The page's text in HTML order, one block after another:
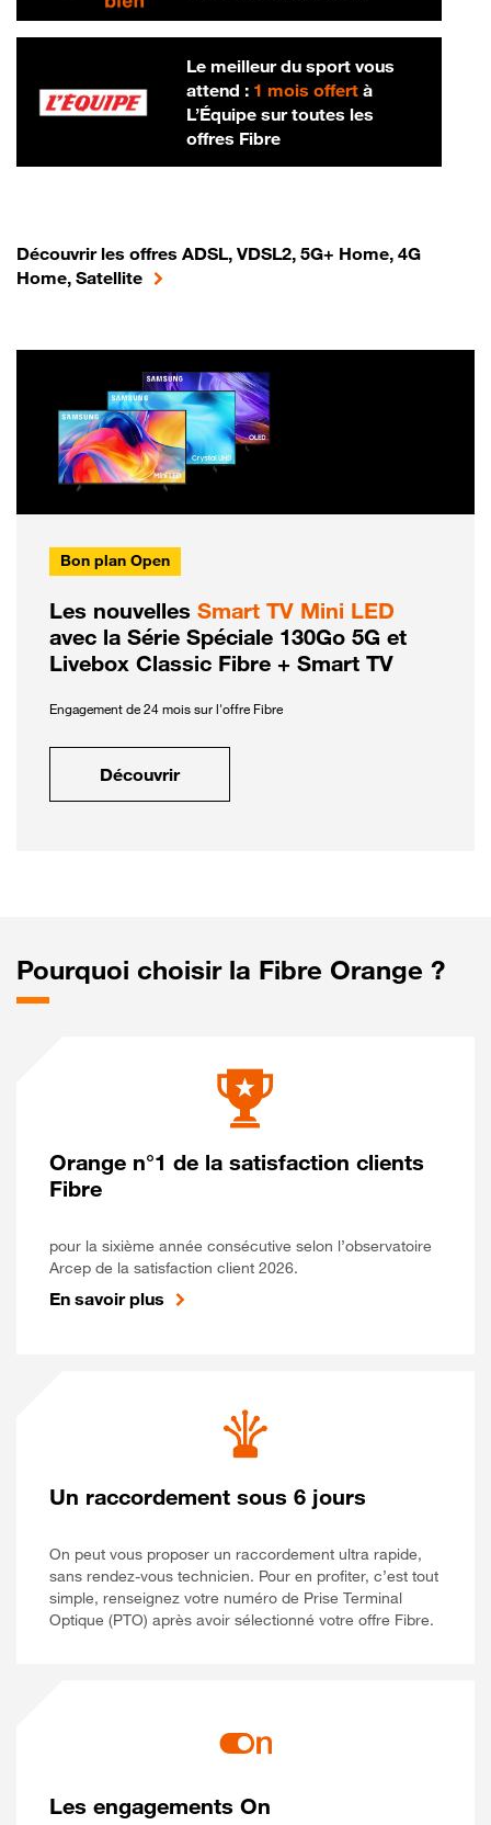
Le meilleur du sport vous
attend : 1 mois offertà
L’Équipe sur toutes les
offres Fibre
Découvrir les offres ADSL, VDSL2, 5G+ Home, 4G
Home, Satellite
Bon plan Open
Les nouvelles Smart TV Mini LED
avec la Série Spéciale 130Go 5G et
Livebox Classic Fibre + Smart TV
Engagement de 24 mois sur l'offre Fibre
Découvrir
Pourquoi choisir la Fibre Orange ?
Orange n°1 de la satisfaction clients
Fibre
pour la sixième année consécutive selon l’observatoire
Arcep de la satisfaction client 2026.
En savoir plus
Un raccordement sous 6 jours
On peut vous proposer un raccordement ultra rapide,
sans rendez-vous technicien. Pour en profiter, c’est tout
simple, renseignez votre numéro de Prise Terminal
Optique (PTO) après avoir sélectionné votre offre Fibre.
Les engagements On